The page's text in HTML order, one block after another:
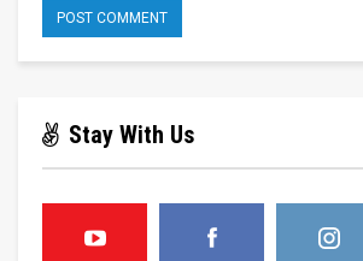
Stay With Us